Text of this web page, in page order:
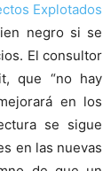
Explotados
negro si se
El consultor
que “no hay
en los
se sigue
en las nuevas